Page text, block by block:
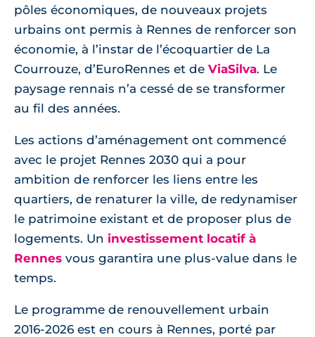
pôles économiques, de nouveaux projets
urbains ont permis à Rennes de renforcer son
économie, à l’instar de l’écoquartier de La
Courrouze, d’EuroRennes et de ViaSilva. Le
paysage rennais n’a cessé de se transformer
au fil des années.
Les actions d’aménagement ont commencé
avec le projet Rennes 2030 qui a pour
ambition de renforcer les liens entre les
quartiers, de renaturer la ville, de redynamiser
le patrimoine existant et de proposer plus de
logements. Un investissement locatif à
Rennes vous garantira une plus-value dans le
temps.
Le programme de renouvellement urbain
2016-2026 est en cours à Rennes, porté par